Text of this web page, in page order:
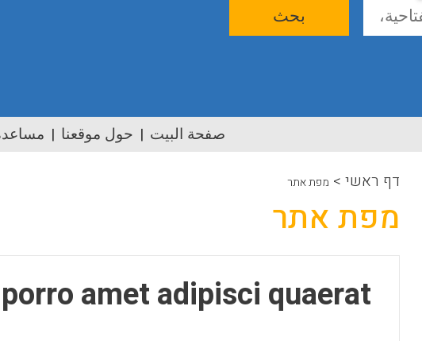
بحث
صفحة البيت حول موقعنا
דף ראשי > מפת אתר
מפת אתר
amet adipisci quaerat.